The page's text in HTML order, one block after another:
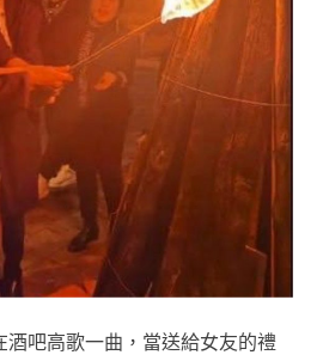
酒吧高歌一曲，當送給女友的禮